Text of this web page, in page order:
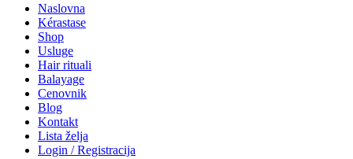
Naslovna
Kérastase
Shop
Usluge
Hair rituali
Balayage
Cenovnik
Blog
Kontakt
Lista želja
Login / Registracija